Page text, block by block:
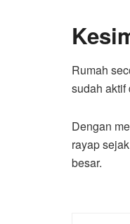
Rumah
sudah aktif
Dengan
rayap
besar.